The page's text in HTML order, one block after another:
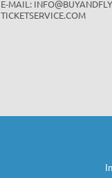
E-MAIL:
TICKETSERVICE.COM